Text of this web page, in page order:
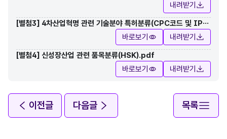
내려받기
[별첨3] 4차산업혁명 관련 기술분야 특허분류(CPC코드 및 IPC
바로보기
내려받기
[별첨4] 신성장산업 관련 품목분류(HSK).pdf
바로보기
내려받기
이전글 다음글 목록